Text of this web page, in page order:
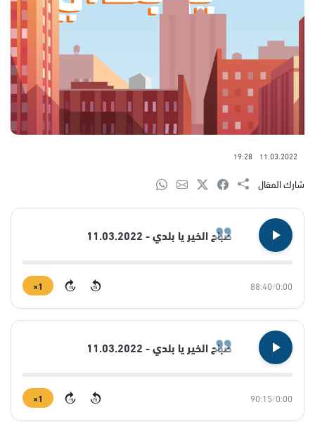
11.03.2022
19:28
شارك المقال
صباح الخير يا بلدي - 11.03.2022
0:00
/
88:40
15
15
1×
صباح الخير يا بلدي - 11.03.2022
0:00
/
90:15
15
15
1×